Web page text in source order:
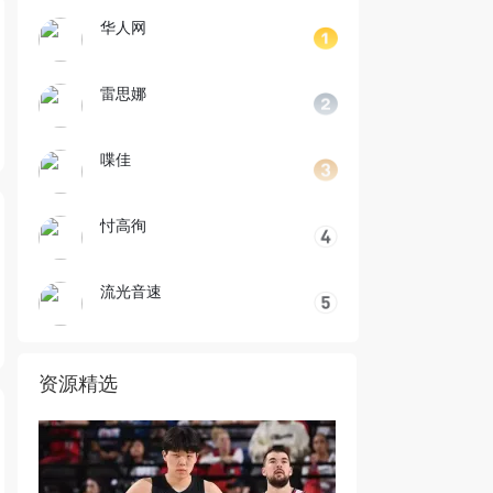
华人网
雷思娜
喋佳
忖高徇
流光音速
资源精选